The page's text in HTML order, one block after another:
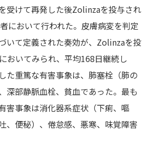
受けて再発した後Zolinzaを投与され
において行われた。皮膚病変を判定
いて定義された奏効が、Zolinzaを投
おいてみられ、平均168日継続し
た重篤な有害事象は、肺塞栓（肺の
深部静脈血栓、貧血であった。最も
害事象は消化器系症状（下痢、嘔
、便秘）、倦怠感、悪寒、味覚障害